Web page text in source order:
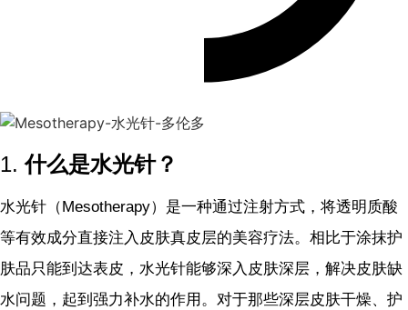
1.什么是水光针？
水光针（Mesotherapy）是一种通过注射方式，将透明质酸
等有效成分直接注入皮肤真皮层的美容疗法。相比于涂抹护
肤品只能到达表皮，水光针能够深入皮肤深层，解决皮肤缺
水问题，起到强力补水的作用。对于那些深层皮肤干燥、护